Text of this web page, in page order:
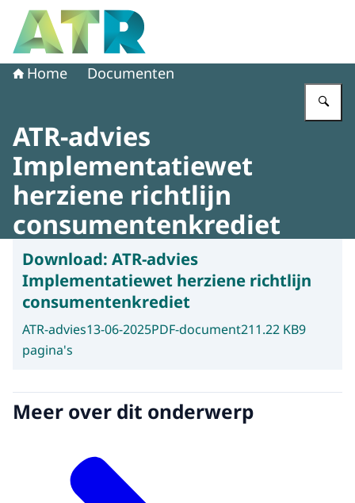
Naar de homepage van Adviescollege toetsing regeldruk
Home Documenten
ATR-advies
Implementatiewet
herziene richtlijn
consumentenkrediet
Download: ATR-advies
Implementatiewet herziene richtlijn
consumentenkrediet
ATR-advies13-06-2025PDF-document211.22 KB9
pagina's
Meer over dit onderwerp